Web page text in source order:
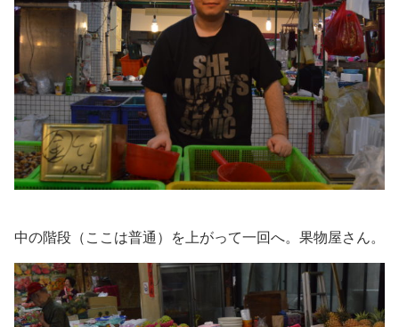
中の階段（ここは普通）を上がって一回へ。果物屋さん。